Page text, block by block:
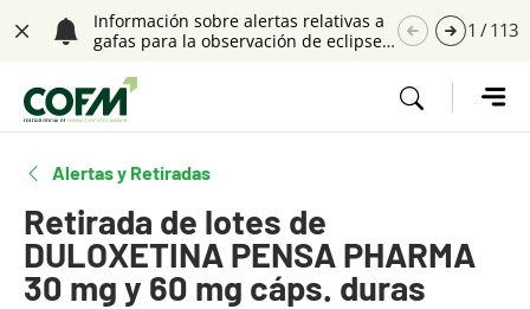
Saltar navegación. Ir directamente al contenido principal
Información sobre alertas relativas a
gafas para la observación de eclipses
1 /113
Tecla de acceso 1
Alertas y Retiradas
Retirada de lotes de
DULOXETINA PENSA PHARMA
30 mg y 60 mg cáps. duras